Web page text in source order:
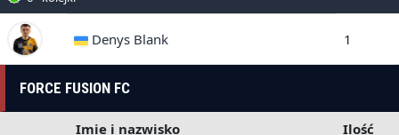
Denys Blank 1
FORCE FUSION FC
Imie i nazwisko Ilość